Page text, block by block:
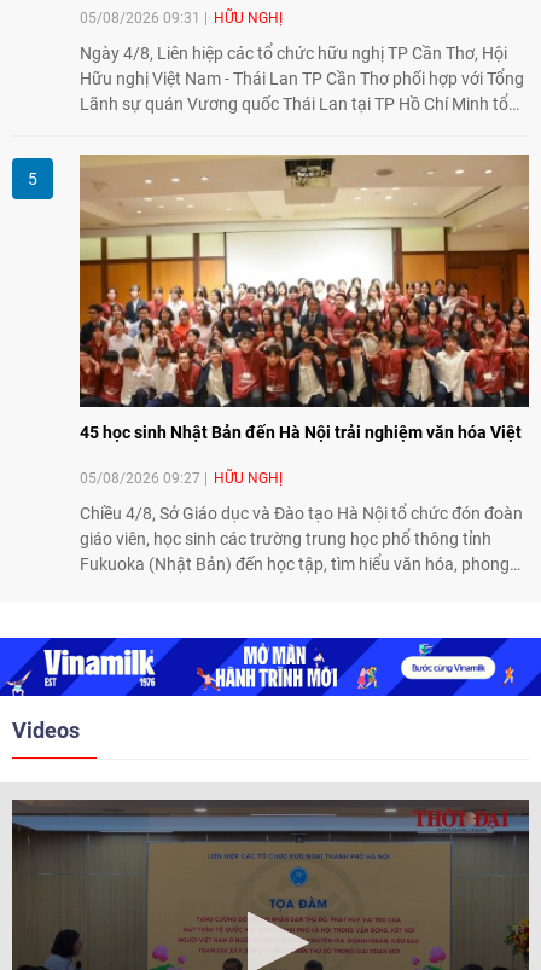
05/08/2026 09:31 HỮU NGHỊ
Ngày 4/8, Liên hiệp các tổ chức hữu nghị TP Cần Thơ, Hội
Hữu nghị Việt Nam - Thái Lan TP Cần Thơ phối hợp với Tổng
Lãnh sự quán Vương quốc Thái Lan tại TP Hồ Chí Minh tổ
Việt Nam - Thái Lan (1976-2026). Tại đây, nhấn mạnh vai trò
của giao lưu nhân dân, Tổng Lãnh sự Thái Lan cho biết các
hoạt động trao đổi về văn hóa, giáo dục, du lịch, ẩm thực,
nghệ thuật và giao lưu thanh niên đã góp phần đưa quan hệ
Thái Lan - Việt Nam ngày càng gắn bó, gần gũi.
45 học sinh Nhật Bản đến Hà Nội trải nghiệm văn hóa Việt
05/08/2026 09:27 HỮU NGHỊ
Chiều 4/8, Sở Giáo dục và Đào tạo Hà Nội tổ chức đón đoàn
giáo viên, học sinh các trường trung học phổ thông tỉnh
Fukuoka (Nhật Bản) đến học tập, tìm hiểu văn hóa, phong
Videos